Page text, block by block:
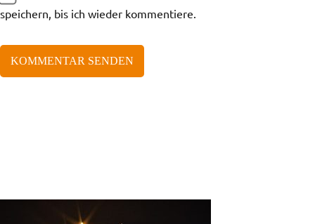
speichern, bis ich wieder kommentiere.